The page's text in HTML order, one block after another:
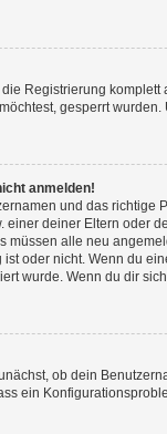
Registrierung
gesperrt
anmelden!
und das
einer deiner Eltern oder
alle neu
oder nicht. Wenn du
wurde. Wenn du dir
ob dein
ein